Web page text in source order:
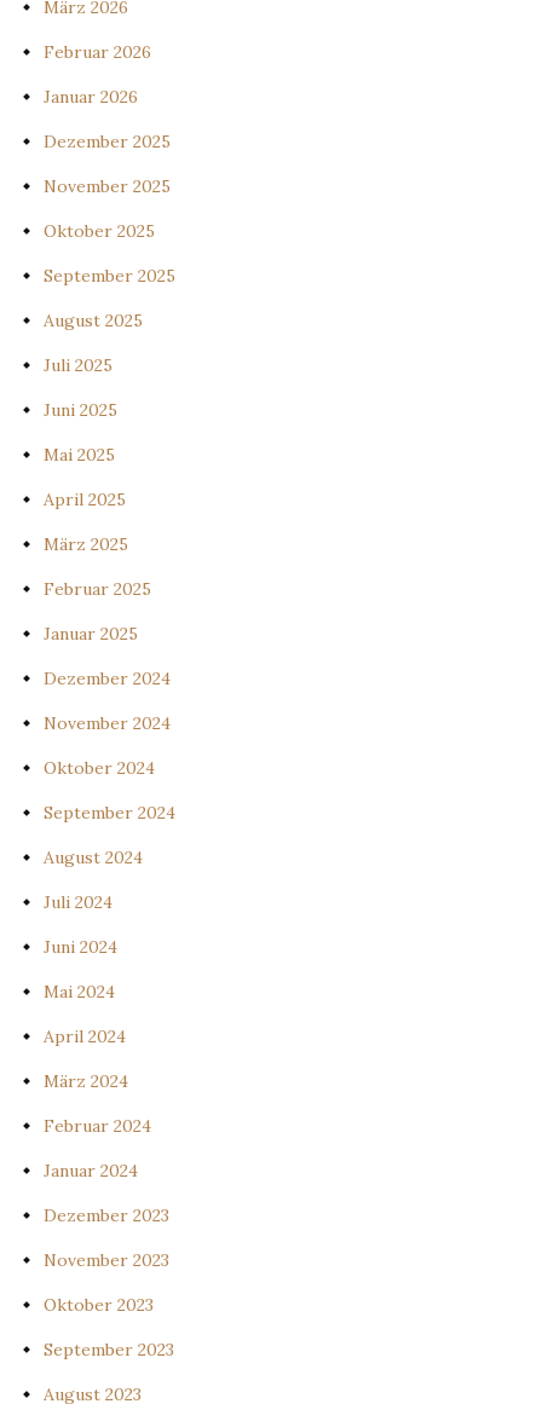
März 2026
Februar 2026
Januar 2026
Dezember 2025
November 2025
Oktober 2025
September 2025
August 2025
Juli 2025
Juni 2025
Mai 2025
April 2025
März 2025
Februar 2025
Januar 2025
Dezember 2024
November 2024
Oktober 2024
September 2024
August 2024
Juli 2024
Juni 2024
Mai 2024
April 2024
März 2024
Februar 2024
Januar 2024
Dezember 2023
November 2023
Oktober 2023
September 2023
August 2023